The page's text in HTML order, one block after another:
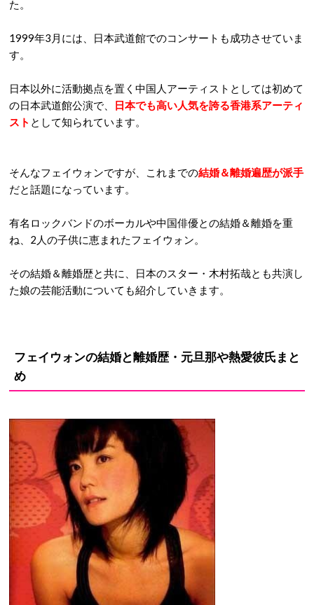
た。
1999年3月には、日本武道館でのコンサートも成功させていま
す。
日本以外に活動拠点を置く中国人アーティストとしては初めて
の日本武道館公演で、
日本でも高い人気を誇る香港系アーティ
スト として知られています。
そんなフェイウォンですが、これまでの結婚＆離婚遍歴が派手
だと話題になっています。
有名ロックバンドのボーカルや中国俳優との結婚＆離婚を重
ね、2人の子供に恵まれたフェイウォン。
その結婚＆離婚歴と共に、日本のスター・木村拓哉とも共演し
た娘の芸能活動についても紹介していきます。
フェイウォンの結婚と離婚歴・元旦那や熱愛彼氏まと
め